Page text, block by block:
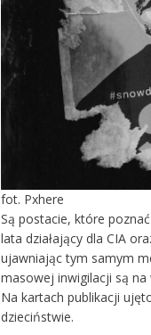
fot. Pxhere
Są postacie, które
lata działający dla CIA
ujawniając tym samym
masowej inwigilacji są
Na kartach publikacji
dzieciństwie.